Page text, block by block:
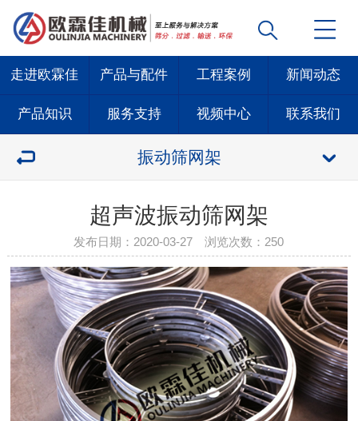
走进欧霖佳 产品与配件 工程案例 新闻动态
产品知识 服务支持 视频中心 联系我们
振动筛网架
超声波振动筛网架
发布日期：2020-03-27 浏览次数： 250